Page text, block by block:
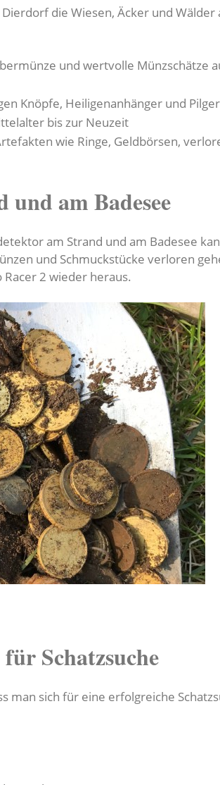
die Wiesen, Äcker und Wälder
und wertvolle Münzschätze
Knöpfe, Heiligenanhänger und
bis zur Neuzeit
wie Ringe, Geldbörsen,
und am Badesee
am Strand und am Badesee
und Schmuckstücke verloren
2 wieder heraus.
Schatzsuche
man sich für eine erfolgreiche